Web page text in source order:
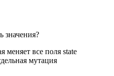
значения?
меняет все поля state
мутация